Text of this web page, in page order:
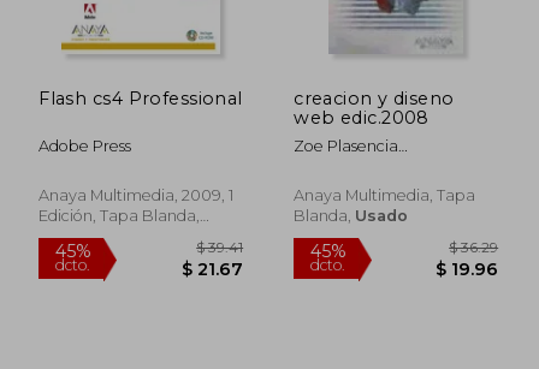
$ 31.95
45%
dcto.
Flash cs4 Professional
Adobe Press
Anaya Multimedia, 2009, 1
Edición, Tapa Blanda,
Usado
creacion y diseno
web edic.2008
Zoe Plasencia
Miranda
Anaya Multimedia, Tapa
Blanda, Usado